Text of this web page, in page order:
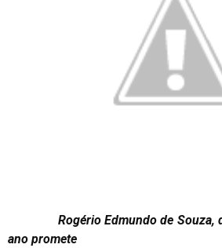
Rogério Edmundo de Souza,
ano promete